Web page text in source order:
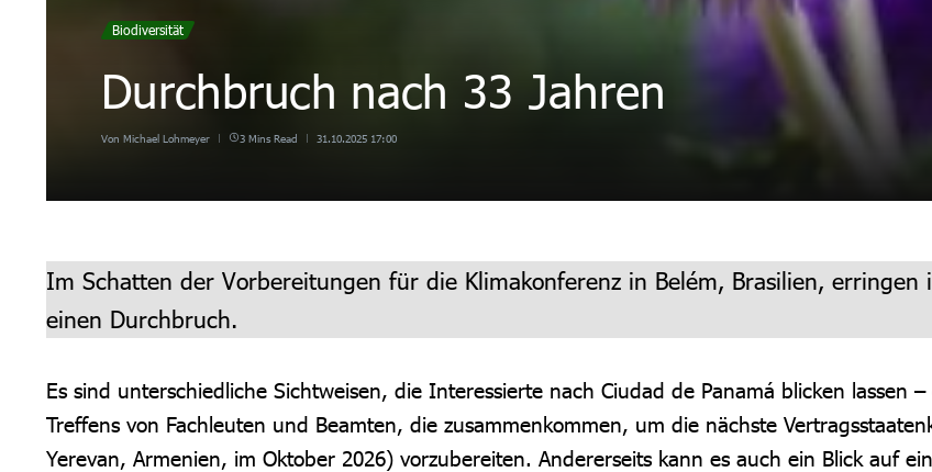
Biodiversität
Durchbruch nach 33 Jahren
Von Michael Lohmeyer 3 Mins Read 31.10.2025 17:00
Im Schatten der Vorbereitungen für die Klimakonferenz in Belém, Brasilien, erringen
einen Durchbruch.
Es sind unterschiedliche Sichtweisen, die Interessierte nach Ciudad de Panamá blicken lassen
Treffens von Fachleuten und Beamten, die zusammenkommen, um die nächste
Yerevan, Armenien, im Oktober 2026) vorzubereiten. Andererseits kann es auch ein Blick auf